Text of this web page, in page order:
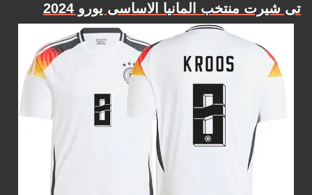
تى شيرت منتخب المانيا الاساسى يورو 2024